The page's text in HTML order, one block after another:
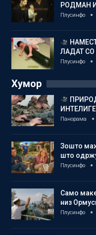
РОДМАН
Плусинфо
ЛАДАТ
Плусинфо
Хумор
Панорама
Зошто
што
Плусинфо
Само
низ
Плусинфо